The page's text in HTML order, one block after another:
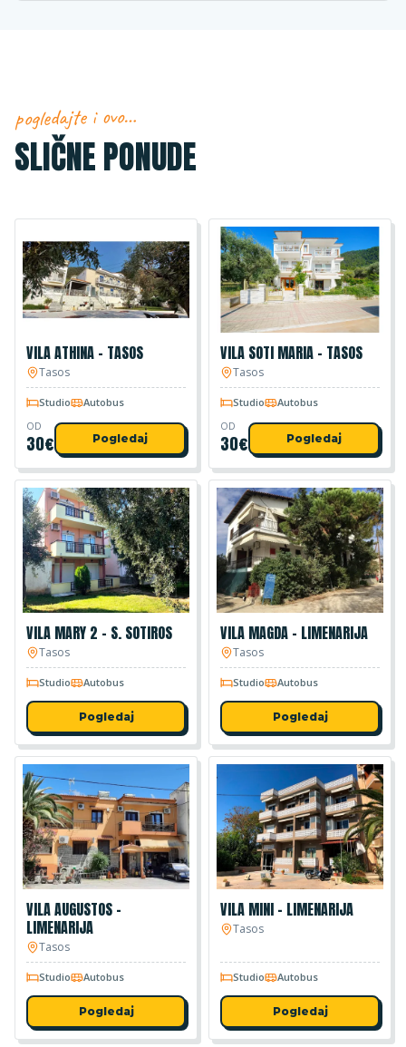
pogledajte i ovo…
SLIČNE PONUDE
VILA ATHINA - TASOS
Tasos
Studio Autobus
OD
30€ Pogledaj
VILA SOTI MARIA - TASOS
Tasos
Studio Autobus
OD
30€ Pogledaj
VILA MARY 2 – S. SOTIROS
Tasos
Studio Autobus
Pogledaj
VILA MAGDA – LIMENARIJA
Tasos
Studio Autobus
Pogledaj
VILA AUGUSTOS –
LIMENARIJA
Tasos
Studio Autobus
Pogledaj
VILA MINI – LIMENARIJA
Tasos
Studio Autobus
Pogledaj